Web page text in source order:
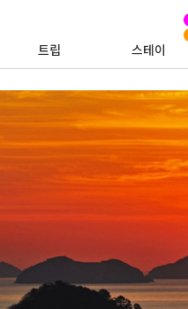
트립 스테이